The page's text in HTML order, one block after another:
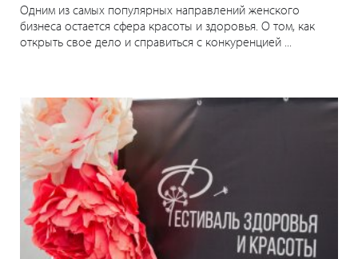
Одним из самых популярных направлений женского
бизнеса остается сфера красоты и здоровья. О том, как
открыть свое дело и справиться с конкуренцией ...